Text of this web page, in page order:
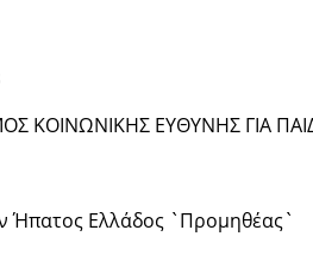
ΚΟΙΝΩΝΙΚΗΣ ΕΥΘΥΝΗΣ ΓΙΑ
Ήπατος Ελλάδος `Προμηθέας`